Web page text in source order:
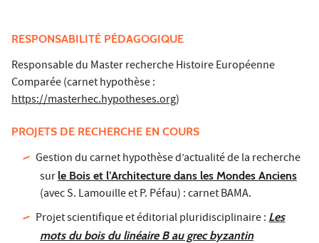
RESPONSABILITÉ PÉDAGOGIQUE
Responsable du Master recherche Histoire Européenne
Comparée (carnet hypothèse :
https://masterhec.hypotheses.org)
PROJETS DE RECHERCHE EN COURS
Gestion du carnet hypothèse d’actualité de la recherche
sur le Bois et l’Architecture dans les Mondes Anciens
(avec S. Lamouille et P. Péfau) : carnet BAMA.
Projet scientifique et éditorial pluridisciplinaire :Les
mots du bois du linéaire B au grec byzantin